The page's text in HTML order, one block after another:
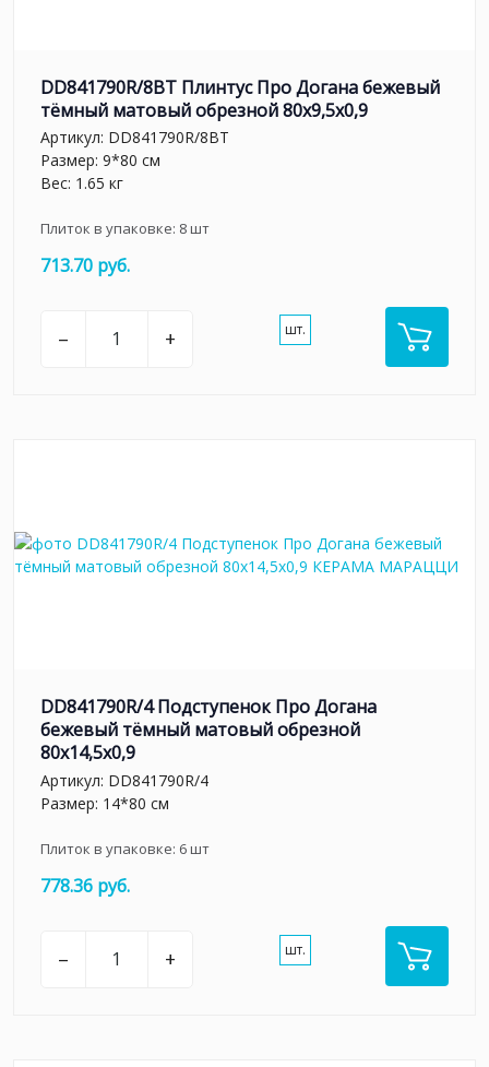
DD841790R/8BT Плинтус Про Догана бежевый
тёмный матовый обрезной 80x9,5x0,9
Артикул: DD841790R/8BT
Размер: 9*80 см
Вес: 1.65 кг
Плиток в упаковке: 8шт
713.70 руб.
– + шт.
DD841790R/4 Подступенок Про Догана
бежевый тёмный матовый обрезной
80x14,5x0,9
Артикул: DD841790R/4
Размер: 14*80 см
Плиток в упаковке: 6шт
778.36 руб.
– + шт.